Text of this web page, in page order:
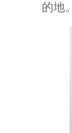
的地。